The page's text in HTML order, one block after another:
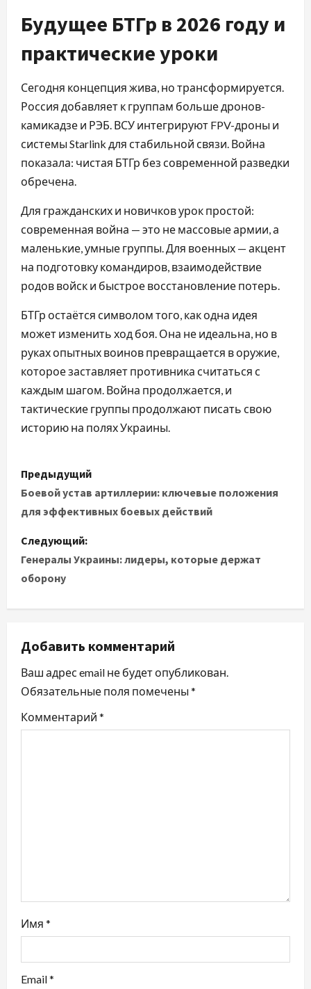
Будущее БТГр в 2026 году и
практические уроки
Сегодня концепция жива, но трансформируется.
Россия добавляет к группам больше дронов-
камикадзе и РЭБ. ВСУ интегрируют FPV-дроны и
системы Starlink для стабильной связи. Война
показала: чистая БТГр без современной разведки
обречена.
Для гражданских и новичков урок простой:
современная война — это не массовые армии, а
маленькие, умные группы. Для военных — акцент
на подготовку командиров, взаимодействие
родов войск и быстрое восстановление потерь.
БТГр остаётся символом того, как одна идея
может изменить ход боя. Она не идеальна, но в
руках опытных воинов превращается в оружие,
которое заставляет противника считаться с
каждым шагом. Война продолжается, и
тактические группы продолжают писать свою
историю на полях Украины.
Н
а
в
и
г
а
ц
и
я
п
с
я
м
Предыдущий
Боевой устав артиллерии: ключевые положения
для эффективных боевых действий
Следующий:
Генералы Украины: лидеры, которые держат
оборону
Добавить комментарий
Ваш адрес email не будет опубликован.
Обязательные поля помечены *
Комментарий *
Имя *
Email*